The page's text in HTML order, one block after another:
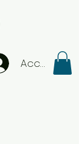
Accedi